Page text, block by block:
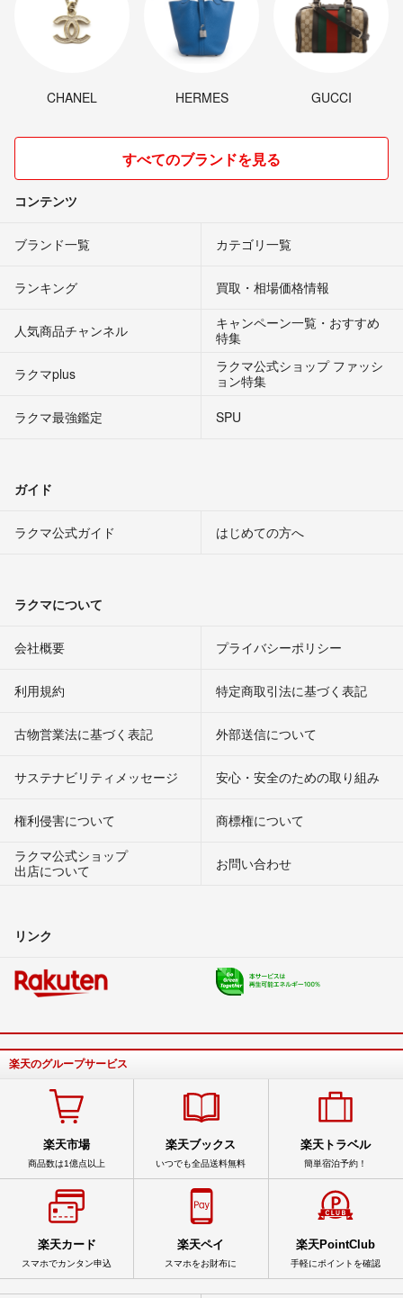
CHANEL HERMES GUCCI
すべてのブランドを見る
コンテンツ
ブランド一覧 カテゴリ一覧
ランキング 買取・相場価格情報
人気商品チャンネル
キャンペーン一覧・おすすめ
特集
ラクマplus
ラクマ公式ショップ ファッシ
ョン特集
ラクマ最強鑑定
SPU
ガイド
ラクマ公式ガイド はじめての方へ
ラクマについて
会社概要 プライバシーポリシー
利用規約 特定商取引法に基づく表記
古物営業法に基づく表記 外部送信について
サステナビリティメッセージ 安心・安全のための取り組み
権利侵害について
商標権について
ラクマ公式ショップ
出店について
お問い合わせ
リンク
楽天のグループサービス
楽天市場
商品数は1億点以上
楽天ブックス
いつでも全品送料無料
楽天トラベル
簡単宿泊予約！
楽天カード
スマホでカンタン申込
楽天ペイ
スマホをお財布に
楽天PointClub
手軽にポイントを確認